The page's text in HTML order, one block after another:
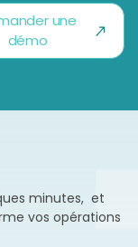
une
démo
minutes, et
vos opérations